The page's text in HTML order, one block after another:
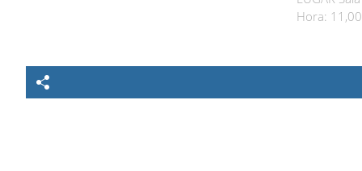
Hora: